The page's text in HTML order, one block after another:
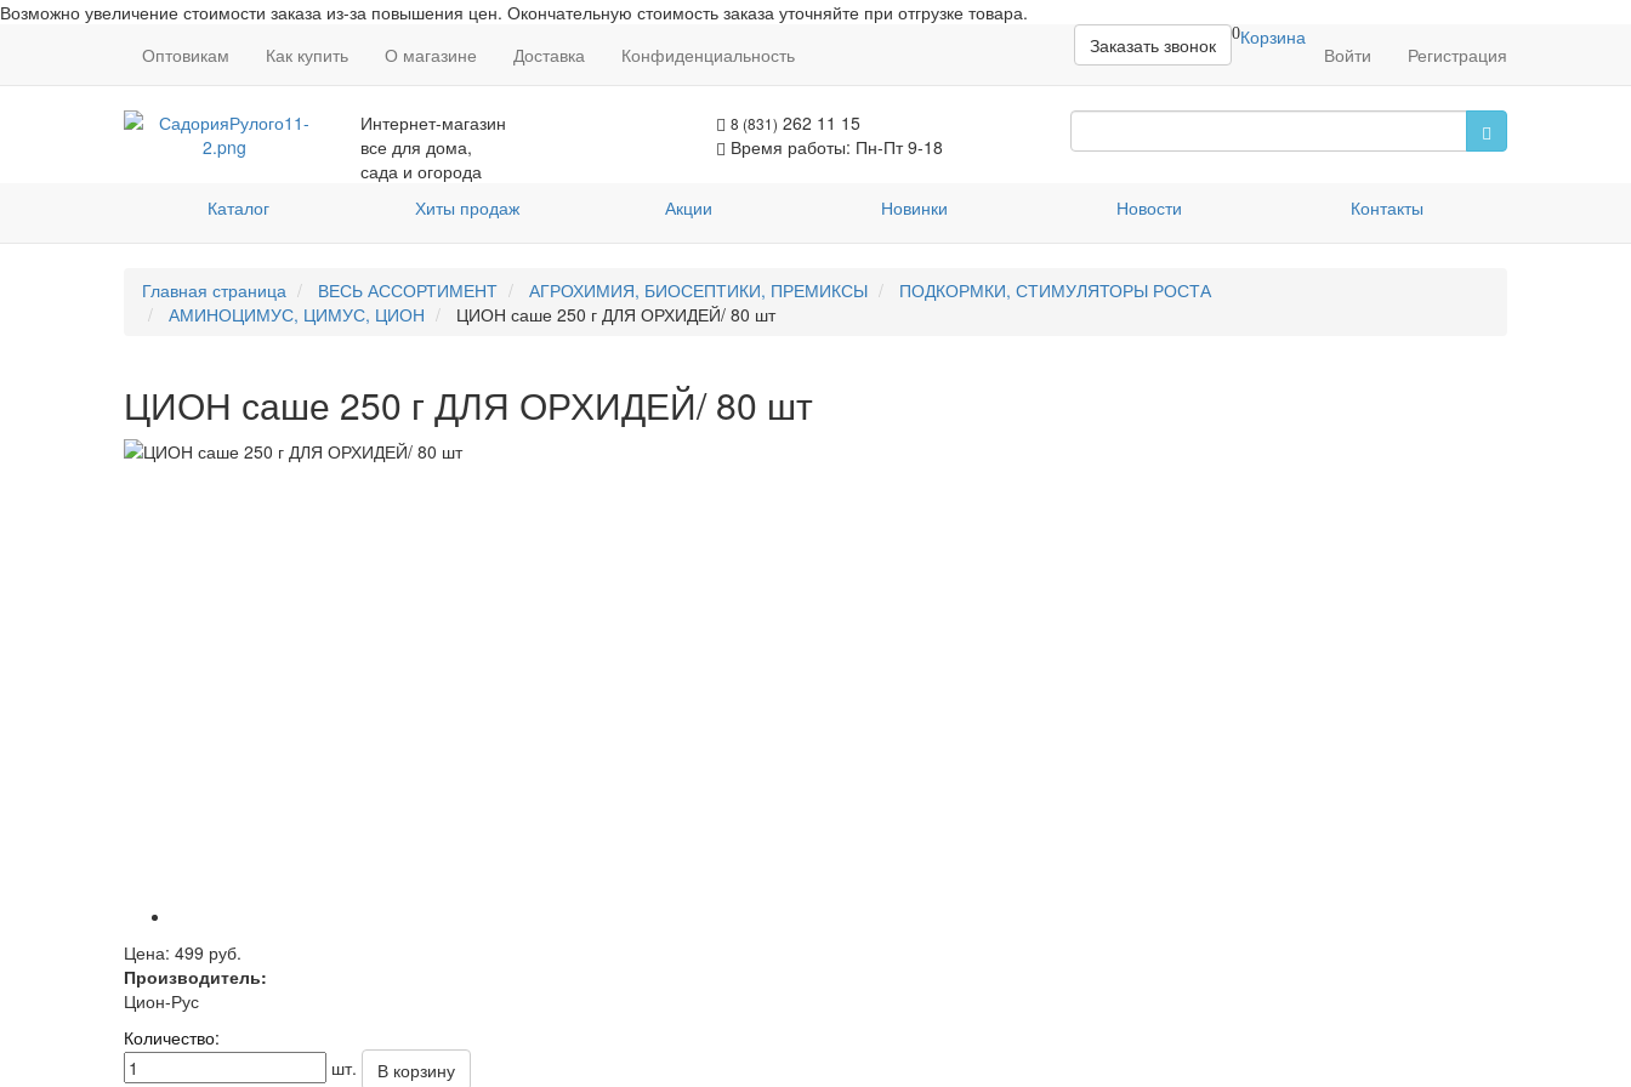
Возможно увеличение стоимости заказа из-за повышения цен. Окончательную стоимость заказа уточняйте при отгрузке товара.
Оптовикам
Как купить О магазине Доставка Конфиденциальность
0Корзина
Войти Регистрация
Заказать звонок
Интернет-магазин
все для дома,
сада и огорода
8 (831) 262 11 15
Время работы: Пн-Пт 9-18
Каталог Хиты продаж Акции Новинки Новости Контакты
Главная страница ВЕСЬ АССОРТИМЕНТ АГРОХИМИЯ, БИОСЕПТИКИ, ПРЕМИКСЫ
ПОДКОРМКИ, СТИМУЛЯТОРЫ РОСТА
АМИНОЦИМУС, ЦИМУС, ЦИОН
ЦИОН саше 250 г ДЛЯ ОРХИДЕЙ/ 80 шт
ЦИОН саше 250 г ДЛЯ ОРХИДЕЙ/ 80 шт
Цена: 499 руб.
Производитель:
Цион-Рус
Количество:
шт.
В корзину